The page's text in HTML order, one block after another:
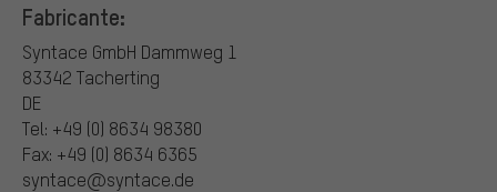
Fabricante:
Syntace GmbH Dammweg 1
83342 Tacherting
DE
Tel: +49 (0) 8634 98380
Fax: +49 (0) 8634 6365
syntace@syntace.de